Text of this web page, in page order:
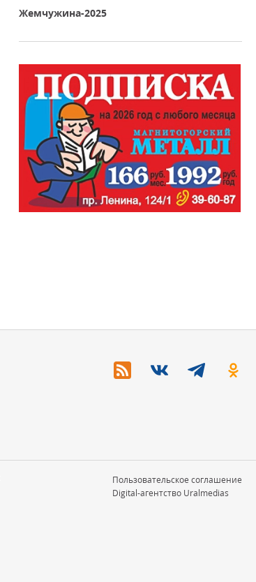
Жемчужина-2025
Пользовательское соглашение
Digital-агентство Uralmedias